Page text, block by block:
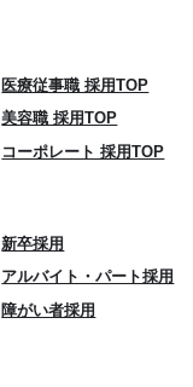
医療従事職 採用TOP
美容職 採用TOP
コーポレート 採用TOP
新卒採用
アルバイト・パート採用
障がい者採用